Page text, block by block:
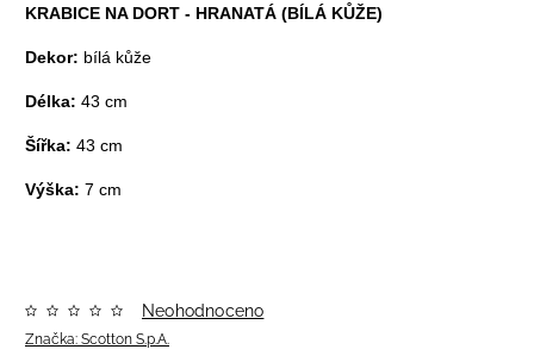
KRABICE NA DORT - HRANATÁ (BÍLÁ KŮŽE)
Dekor: bílá kůže
Délka: 43 cm
Šířka: 43 cm
Výška: 7 cm
Značka: Scotton S.p.A.
Neohodnoceno